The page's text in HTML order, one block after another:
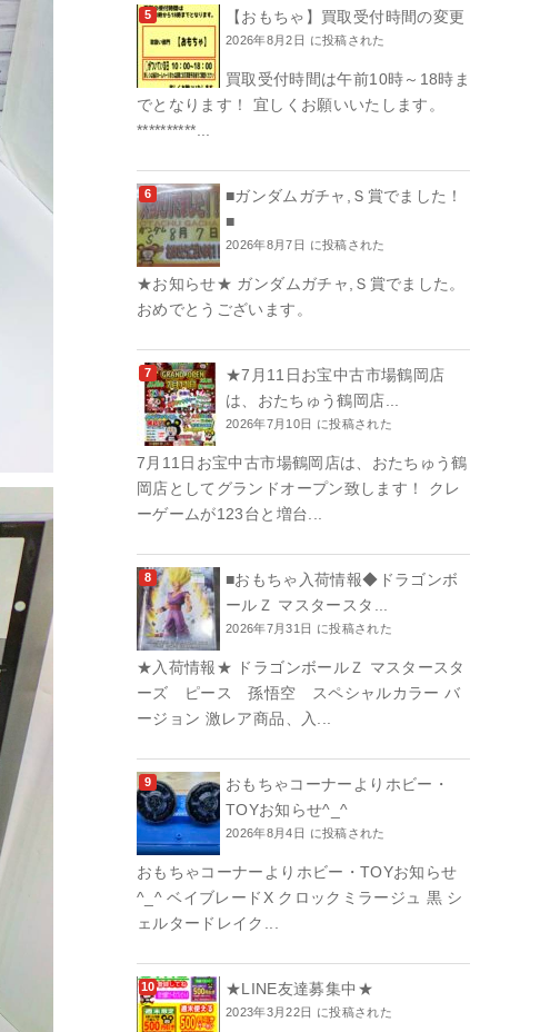
【おもちゃ】買取受付時間の変更
2026年8月2日 に投稿された
買取受付時間は午前10時～18時ま
でとなります！ 宜しくお願いいたします。
**********...
■ガンダムガチャ,Ｓ賞でました！
■
2026年8月7日 に投稿された
★お知らせ★ ガンダムガチャ,Ｓ賞でました。
おめでとうございます。
★7月11日お宝中古市場鶴岡店
は、おたちゅう鶴岡店...
2026年7月10日 に投稿された
7月11日お宝中古市場鶴岡店は、おたちゅう鶴
岡店としてグランドオープン致します！ クレ
ーゲームが123台と増台...
■おもちゃ入荷情報◆ドラゴンボ
ールＺ マスタースタ...
2026年7月31日 に投稿された
★入荷情報★ ドラゴンボールＺ マスタースタ
ーズ ピース 孫悟空 スペシャルカラー バ
ージョン 激レア商品、入...
おもちゃコーナーよりホビー・
TOYお知らせ^_^
2026年8月4日 に投稿された
おもちゃコーナーよりホビー・TOYお知らせ
^_^ ベイブレードX クロックミラージュ 黒 シ
ェルタードレイク...
★LINE友達募集中★
2023年3月22日 に投稿された